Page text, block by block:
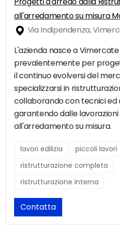
all'arredamento su misura
Via Indipendenza,
L'azienda nasce a Vimercate
prevalentemente per
il continuo evolversi del
specializzarsi in
collaborando con tecnici ed
garantendo dalle lavorazioni
all'arredamento su misura.
lavori edilizia piccoli lavori
ristrutturazione completa
ristrutturazione interna
Contatta